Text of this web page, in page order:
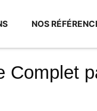
NOS
Complet